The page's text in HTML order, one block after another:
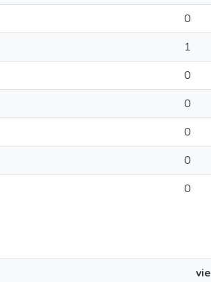
0
1
0
0
0
0
0